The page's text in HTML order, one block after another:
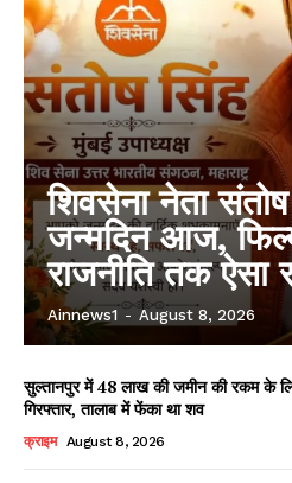
शिवसेना नेता
जन्मदिन आज,
राजनीति तक ऐसा
Ainnews1 - August 8, 2026
सुल्तानपुर में 48 लाख की जमीन की रकम के
गिरफ्तार, तालाब में फेंका था शव
क्राइम August 8, 2026